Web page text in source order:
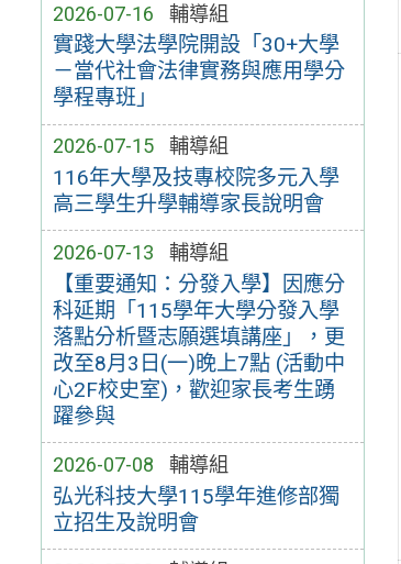
2026-07-16 輔導組
實踐大學法學院開設「30+大學
－當代社會法律實務與應用學分
學程專班」
2026-07-15 輔導組
116年大學及技專校院多元入學
高三學生升學輔導家長說明會
2026-07-13 輔導組
【重要通知：分發入學】因應分
科延期「115學年大學分發入學
落點分析暨志願選填講座」，更
改至8月3日(一)晚上7點 (活動中
心2F校史室)，歡迎家長考生踴
躍參與
2026-07-08 輔導組
弘光科技大學115學年進修部獨
立招生及說明會